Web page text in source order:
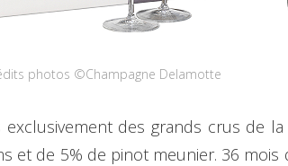
photos ©Champagne Delamotte
des grands crus de
et de 5% de pinot meunier. 36